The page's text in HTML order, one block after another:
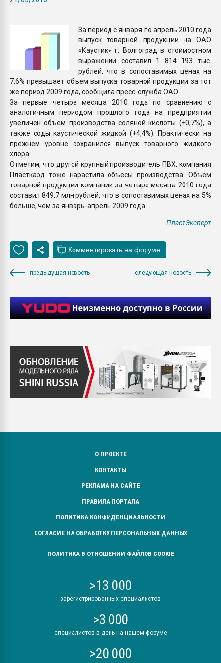
ПЕРЕЙТИ НА
За период с января по апрель 2010 года
выпуск товарной продукции на ОАО
«Каустик» г. Волгоград в стоимостном
выражении составил 1 814 193 тыс.
рублей, что в сопоставимых ценах на
7,6% превышает объем выпуска товарной продукции за тот
же период 2009 года, сообщила пресс-служба ОАО.
За первые четыре месяца 2010 года по сравнению с
аналогичным периодом прошлого года на предприятии
увеличен объем производства соляной кислоты (+0,7%), а
также соды каустической жидкой (+4,4%). Практически на
прежнем уровне сохранился выпуск товарного жидкого
хлора.
Отметим, что другой крупный производитель ПВХ, компания
Пласткард тоже нарастила объесы производства. Объем
товарной продукции компании за четыре месяца 2010 года
составил 849,7 млн рублей, что в сопоставимых ценах на 5%
больше, чем за январь-апрель 2009 года.
ПластЭксперт
предыдущая новость следующая новость
О ПРОЕКТЕ
КОНТАКТЫ
РЕКЛАМА НА САЙТЕ
ПРАВИЛА ПОРТАЛА
ПОЛИТИКА КОНФИДЕНЦИАЛЬНОСТИ
СОГЛАСИЕ НА ОБРАБОТКУ ПЕРСОНАЛЬНЫХ ДАННЫХ
ПОЛИТИКА В ОТНОШЕНИИ ФАЙЛОВ COOKIE
>13 000
зарегистрированных специалистов
>3 000
специалистов в день на нашем форуме
>20 000